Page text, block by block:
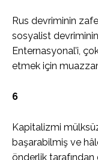
Rus devriminin
sosyalist devriminin
Enternasyonal’i,
etmek için
6
Kapitalizmi
başarabilmiş ve
önderlik